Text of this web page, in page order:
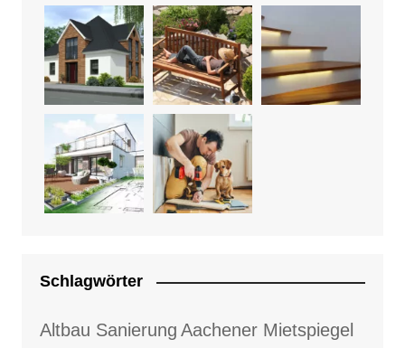
Schlagwörter
Altbau Sanierung Aachener Mietspiegel